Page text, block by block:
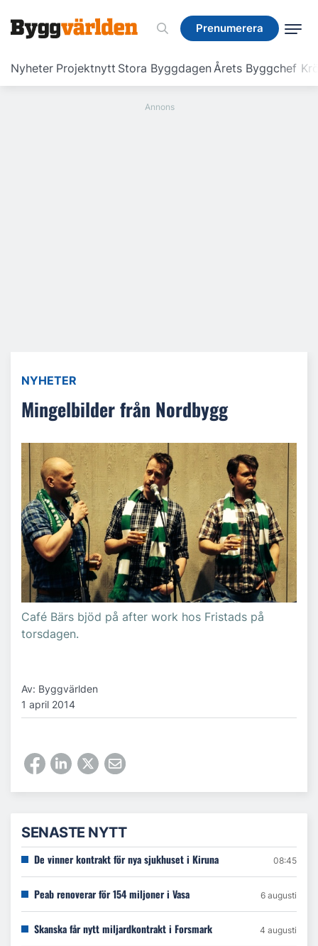
Prenumerera
Nyheter Projektnytt Stora ByggdagenÅrets Byggchef
Prenumerera
NYHETER
Mingelbilder från Nordbygg
Café Bärs bjöd på after work hos Fristads på
torsdagen.
Av: Byggvärlden
1 april 2014
SENASTE NYTT
De vinner kontrakt för nya sjukhuset i Kiruna 08:45
Peab renoverar för 154 miljoner i Vasa 6 augusti
Skanska får nytt miljardkontrakt i Forsmark 4 augusti